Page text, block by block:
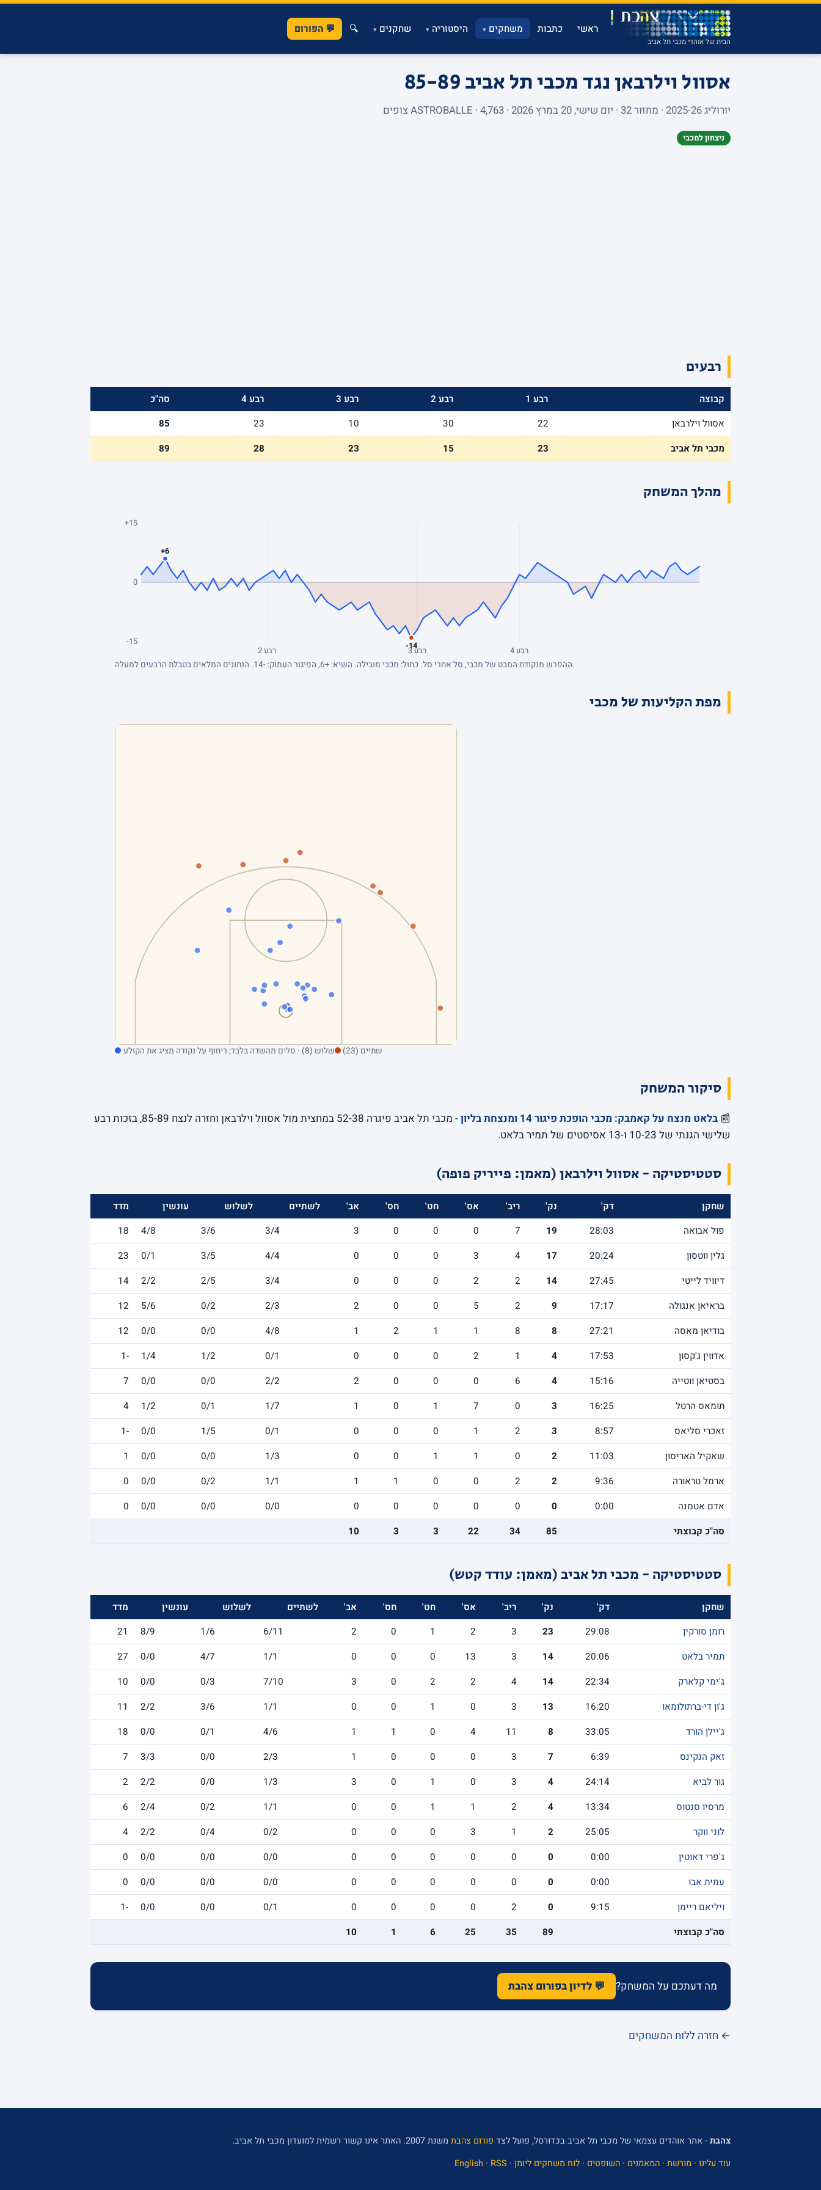
הבית של אוהדי מכבי תל אביב
ראשי כתבות משחקים▾ היסטוריה▾ שחקנים▾
🔍 💬 הפורום
אסוול וילרבאן נגד מכבי תל אביב85-89
יורוליג 2025-26 · מחזור 32 · יום שישי, 20 במרץ 2026 · ASTROBALLE · 4,763 צופים
ניצחון למכבי
רבעים
קבוצה רבע 1 רבע 2 רבע 3 רבע 4
סה"כ
אסוול וילרבאן
22
30
10
23
85
מכבי תל אביב
23
15
23
28
89
מהלך המשחק
+15
0
-15
+6
-14 רבע 2 רבע 3 רבע 4
ההפרש מנקודת המבט של מכבי, סל אחרי סל. כחול: מכבי מובילה. השיא: +6, הפיגור העמוק: -14. הנתונים המלאים בטבלת הרבעים למעלה.
מפת הקליעות של מכבי
שתיים (23) שלוש (8) · סלים מהשדה בלבד; ריחוף על נקודה מציג את הקולע
סיקור המשחק
📰 בלאט מנצח על קאמבק: מכבי הופכת פיגור 14 ומנצחת בליון
- מכבי תל אביב פיגרה 52-38 במחצית מול אסוול וילרבאן וחזרה לנצח 85-89, בזכות רבע
שלישי הגנתי של 10-23 ו-13 אסיסטים של תמיר בלאט.
סטטיסטיקה - אסוול וילרבאן (מאמן: פייריק פופה)
שחקן דק' נק' ריב' אס' חט' חס' אב' לשתיים לשלוש עונשין
מדד
פול אבואה
28:03
19
7
0
0
0
3
3/4
3/6
4/8
18
גלין ווטסון
20:24
17
4
3
0
0
0
4/4
3/5
0/1
23
דיוויד לייטי
27:45
14
2
2
0
0
0
3/4
2/5
2/2
14
בראיאן אנגולה
17:17
9
2
5
0
0
2
2/3
0/2
5/6
12
בודיאן מאסה
27:21
8
8
1
1
2
1
4/8
0/0
0/0
12
אדווין ג'קסון
17:53
4
1
2
0
0
0
0/1
1/2
1/4
-1
בסטיאן ווטייה
15:16
4
6
0
0
0
2
2/2
0/0
0/0
7
תומאס הרטל
16:25
3
0
7
1
0
1
1/7
0/1
1/2
4
זאכרי סליאס
8:57
3
2
1
0
0
0
0/1
1/5
0/0
-1
שאקיל האריסון
11:03
2
0
1
1
0
0
1/3
0/0
0/0
1
ארמל טראורה
9:36
2
2
0
0
1
1
1/1
0/2
0/0
0
אדם אטמנה
0:00
0
0
0
0
0
0
0/0
0/0
0/0
0
סה"כ קבוצתי
85
34
22
3
3
10
סטטיסטיקה - מכבי תל אביב (מאמן: עודד קטש)
שחקן דק' נק' ריב' אס' חט' חס' אב' לשתיים לשלוש עונשין
מדד
רומן סורקין
29:08
23
3
2
1
0
2
6/11
1/6
8/9
21
תמיר בלאט
20:06
14
3
13
0
0
0
1/1
4/7
0/0
27
ג'ימי קלארק
22:34
14
4
2
2
0
3
7/10
0/3
0/0
10
ג'ון די-ברתולומאו
16:20
13
3
0
1
0
0
1/1
3/6
2/2
11
ג'יילן הורד
33:05
8
11
4
0
1
1
4/6
0/1
0/0
18
זאק הנקינס
6:39
7
3
0
0
0
1
2/3
0/0
3/3
7
גור לביא
24:14
4
3
0
1
0
3
1/3
0/0
2/2
2
מרסיו סנטוס
13:34
4
2
1
1
0
0
1/1
0/2
2/4
6
לוני ווקר
25:05
2
1
3
0
0
0
0/2
0/4
2/2
4
ג'פרי דאוטין
0:00
0
0
0
0
0
0
0/0
0/0
0/0
0
עמית אבו
0:00
0
0
0
0
0
0
0/0
0/0
0/0
0
ויליאם ריימן
9:15
0
2
0
0
0
0
0/1
0/0
0/0
-1
סה"כ קבוצתי
89
35
25
6
1
10
מה דעתכם על המשחק? 💬 לדיון בפורום צהבת
← חזרה ללוח המשחקים
צהבת- אתר אוהדים עצמאי של מכבי תל אביב בכדורסל, פועל לצד פורום צהבת משנת 2007. האתר אינו קשור רשמית למועדון מכבי תל אביב.
עוד עלינו · מורשת · המאמנים · השופטים · לוח משחקים ליומן ·
English · RSS